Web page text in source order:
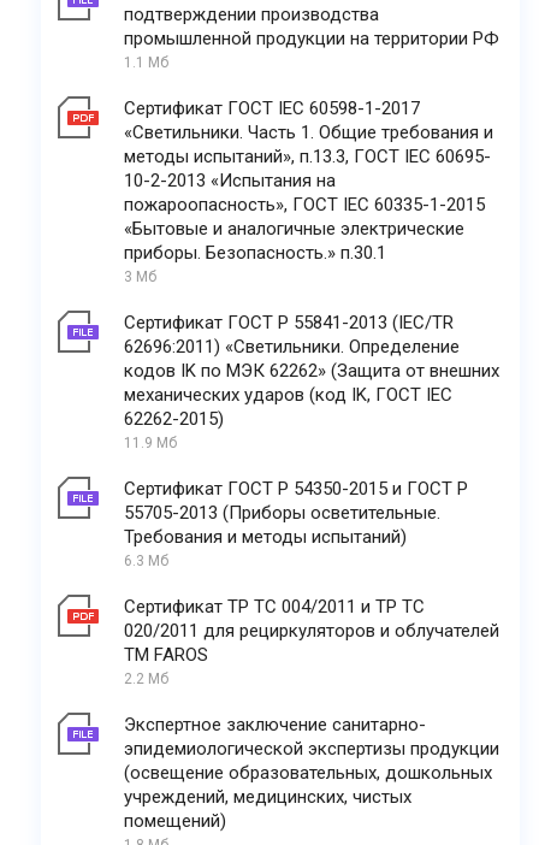
подтверждении производства
промышленной продукции на территории РФ
1.1 Мб
Сертификат ГОСТ IEC 60598-1-2017
«Светильники. Часть 1. Общие требования и
методы испытаний», п.13.3, ГОСТ IEC 60695-
10-2-2013 «Испытания на
пожароопасность», ГОСТ IEC 60335-1-2015
«Бытовые и аналогичные электрические
приборы. Безопасность.» п.30.1
3 Мб
Сертификат ГОСТ Р 55841-2013 (IEC/TR
62696:2011) «Светильники. Определение
кодов IK по МЭК 62262» (Защита от внешних
механических ударов (код IK, ГОСТ IEC
62262-2015)
11.9 Мб
Сертификат ГОСТ Р 54350-2015 и ГОСТ Р
55705-2013 (Приборы осветительные.
Требования и методы испытаний)
6.3 Мб
Сертификат ТР ТС 004/2011 и ТР ТС
020/2011 для рециркуляторов и облучателей
ТМ FAROS
2.2 Мб
Экспертное заключение санитарно-
эпидемиологической экспертизы продукции
(освещение образовательных, дошкольных
учреждений, медицинских, чистых
помещений)